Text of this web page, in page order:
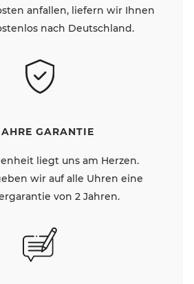
anfallen, liefern wir Ihnen
nach Deutschland.
GARANTIE
liegt uns am Herzen.
wir auf alle Uhren eine
von 2 Jahren.